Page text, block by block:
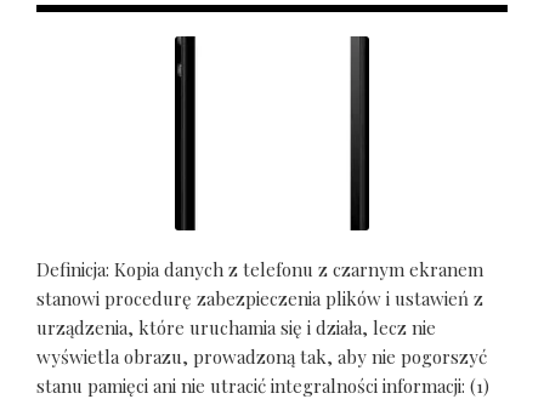
Definicja: Kopia danych z telefonu z czarnym ekranem
stanowi procedurę zabezpieczenia plików i ustawień z
urządzenia, które uruchamia się i działa, lecz nie
wyświetla obrazu, prowadzoną tak, aby nie pogorszyć
stanu pamięci ani nie utracić integralności informacji: (1)